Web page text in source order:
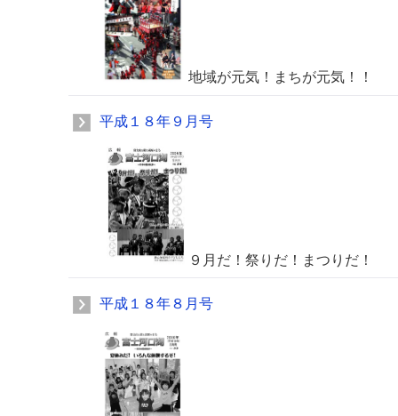
地域が元気！まちが元気！！
平成１８年９月号
９月だ！祭りだ！まつりだ！
平成１８年８月号